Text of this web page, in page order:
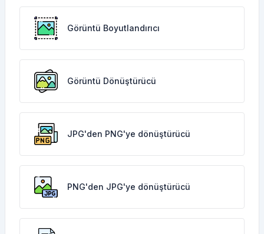
Görüntü Boyutlandırıcı
Görüntü Dönüştürücü
JPG'den PNG'ye dönüştürücü
PNG'den JPG'ye dönüştürücü